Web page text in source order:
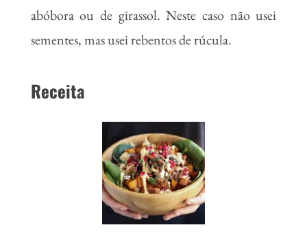
abóbora ou de girassol. Neste caso não usei
sementes, mas usei rebentos de rúcula.
Receita